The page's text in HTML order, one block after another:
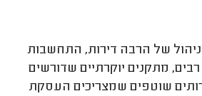
ניהול של הרבה דירות, התחשבות
מתקנים יוקרתיים שדורשים
שוטפים שמצריכים העסקת